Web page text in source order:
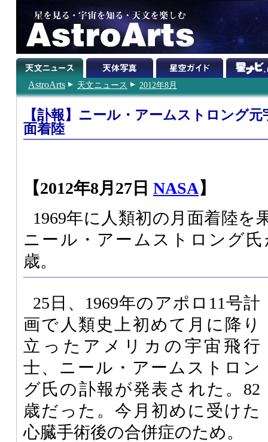
AstroArts 天文ニュース 2012年8月
【訃報】ニール・アームストロング
面着陸
【2012年8月27日 NASA】
1969年に人類初の月面着陸を
ニール・アームストロング
歳。
25日、1969年のアポロ11号計
画で人類史上初めて月に降り
立ったアメリカの宇宙飛行
士、ニール・アームストロン
グ氏の訃報が発表された。82
歳だった。今月初めに受けた
心臓手術後の合併症のため。